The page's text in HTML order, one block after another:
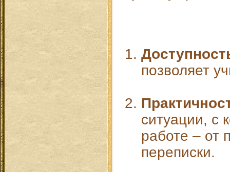
позволяет
ситуации, с
работе – от
переписки.